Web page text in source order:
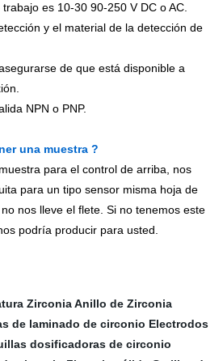
es 10-30 90-250 V DC o AC.
y el material de la detección de
de que está disponible a
NPN o PNP.
una muestra ?
para el control de arriba, nos
para un tipo sensor misma hoja de
no nos lleve el flete. Si no tenemos este
podría producir para usted.
Zirconia Anillo de Zirconia
de laminado de circonio Electrodos
dosificadoras de circonio